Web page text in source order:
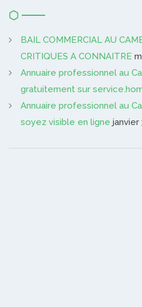
BAIL COMMERCIAL AU
CRITIQUES A CONNAITRE
Annuaire professionnel au
gratuitement sur
Annuaire professionnel au
soyez visible en ligne janvier